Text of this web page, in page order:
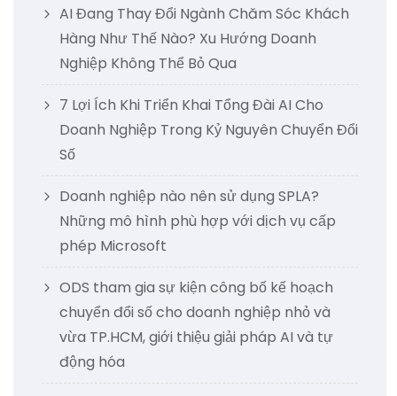
AI Đang Thay Đổi Ngành Chăm Sóc Khách
Hàng Như Thế Nào? Xu Hướng Doanh
Nghiệp Không Thể Bỏ Qua
7 Lợi Ích Khi Triển Khai Tổng Đài AI Cho
Doanh Nghiệp Trong Kỷ Nguyên Chuyển Đổi
Số
Doanh nghiệp nào nên sử dụng SPLA?
Những mô hình phù hợp với dịch vụ cấp
phép Microsoft
ODS tham gia sự kiện công bố kế hoạch
chuyển đổi số cho doanh nghiệp nhỏ và
vừa TP.HCM, giới thiệu giải pháp AI và tự
động hóa